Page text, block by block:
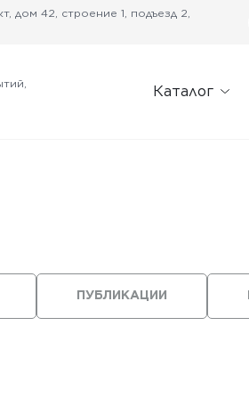
дом 42, строение 1, подъезд 2,
Каталог
ПУБЛИКАЦИИ